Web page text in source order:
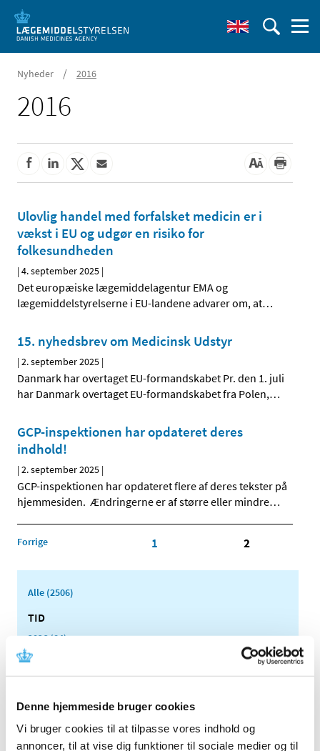
Denne hjemmeside bruger cookies
Vi bruger cookies til at tilpasse vores indhold og
annoncer, til at vise dig funktioner til sociale medier og til
Nyheder / 2016
2016
Ulovlig handel med forfalsket medicin er i
vækst i EU og udgør en risiko for
folkesundheden
|4. september 2025 |
Det europæiske lægemiddelagentur EMA og
lægemiddelstyrelserne i EU-landene advarer om, at…
15. nyhedsbrev om Medicinsk Udstyr
|2. september 2025 |
Danmark har overtaget EU-formandskabet Pr. den 1. juli
har Danmark overtaget EU-formandskabet fra Polen,…
GCP-inspektionen har opdateret deres
indhold!
|2. september 2025 |
GCP-inspektionen har opdateret flere af deres tekster på
hjemmesiden. Ændringerne er af større eller mindre…
Forrige 1 2
Alle (2506)
TID
2026 (84)
2025 (158)
december (10)
oktober (18)
september (23)